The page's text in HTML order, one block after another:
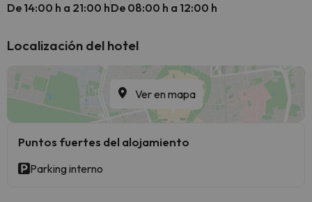
De 14:00 h a 21:00 hDe 08:00 h a 12:00 h
Localización del hotel
Ver en mapa
Puntos fuertes del alojamiento
Parking interno